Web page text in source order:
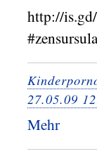
http://
27.05.09
Mehr